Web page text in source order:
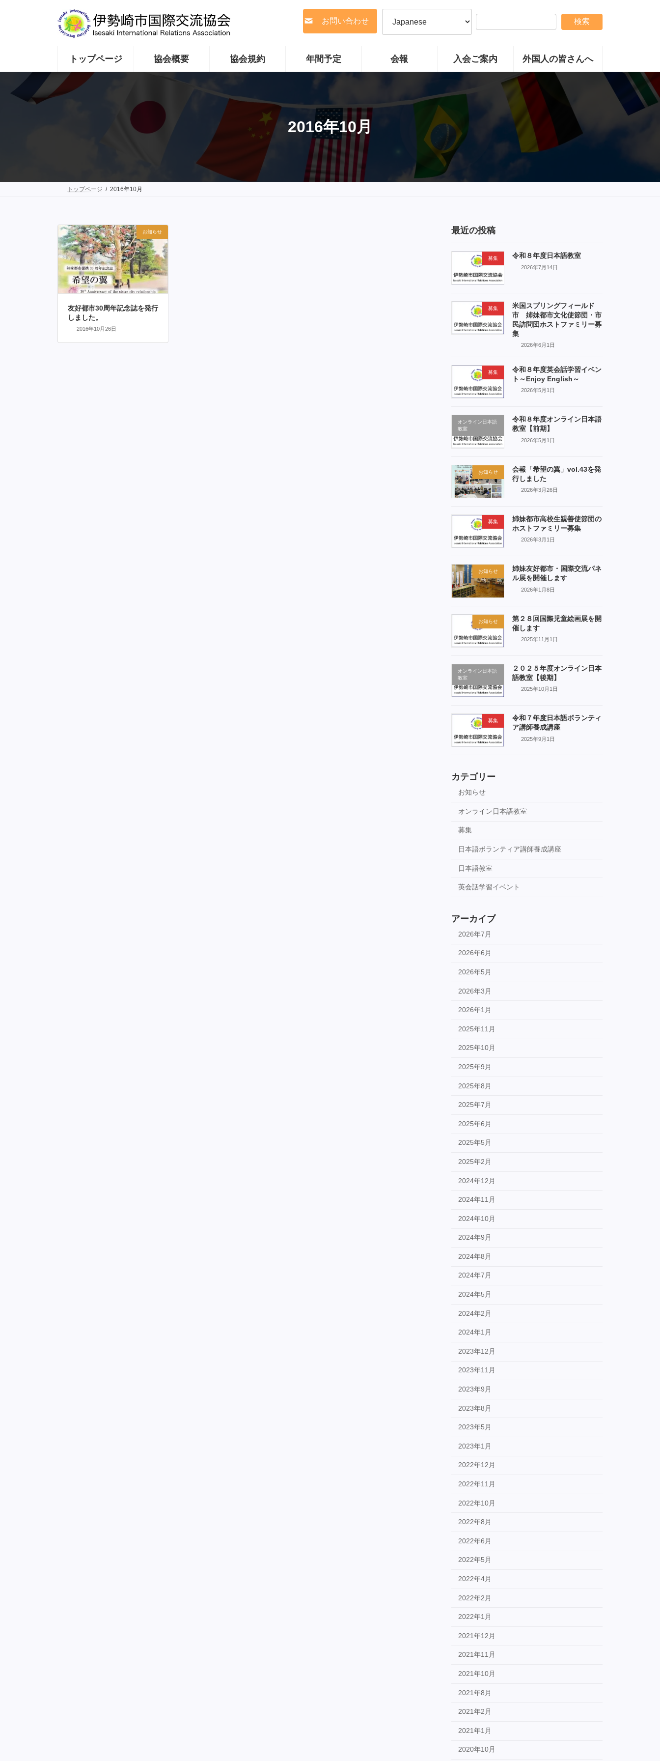
お問い合わせ 検索
トップページ 協会概要 協会規約 年間予定 会報 入会ご案内 外国人の皆さんへ
2016年10月
トップページ 2016年10月
お知らせ
友好都市30周年記念誌を発行
しました。
2016年10月26日
最近の投稿
募集 令和８年度日本語教室
2026年7月14日
募集
米国スプリングフィールド
市 姉妹都市文化使節団・市
民訪問団ホストファミリー募
集
2026年6月1日
募集
令和８年度英会話学習イベン
ト～Enjoy English～
2026年5月1日
オンライン日本語
教室
令和８年度オンライン日本語
教室【前期】
2026年5月1日
お知らせ
会報「希望の翼」vol.43を発
行しました
2026年3月26日
募集
姉妹都市高校生親善使節団の
ホストファミリー募集
2026年3月1日
お知らせ
姉妹友好都市・国際交流パネ
ル展を開催します
2026年1月8日
お知らせ
第２８回国際児童絵画展を開
催します
2025年11月1日
オンライン日本語
教室
２０２５年度オンライン日本
語教室【後期】
2025年10月1日
募集
令和７年度日本語ボランティ
ア講師養成講座
2025年9月1日
カテゴリー
お知らせ
オンライン日本語教室
募集
日本語ボランティア講師養成講座
日本語教室
英会話学習イベント
アーカイブ
2026年7月
2026年6月
2026年5月
2026年3月
2026年1月
2025年11月
2025年10月
2025年9月
2025年8月
2025年7月
2025年6月
2025年5月
2025年2月
2024年12月
2024年11月
2024年10月
2024年9月
2024年8月
2024年7月
2024年5月
2024年2月
2024年1月
2023年12月
2023年11月
2023年9月
2023年8月
2023年5月
2023年1月
2022年12月
2022年11月
2022年10月
2022年8月
2022年6月
2022年5月
2022年4月
2022年2月
2022年1月
2021年12月
2021年11月
2021年10月
2021年8月
2021年2月
2021年1月
2020年10月